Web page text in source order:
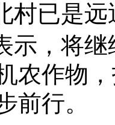
村已是远
示，将
农作物
前行。